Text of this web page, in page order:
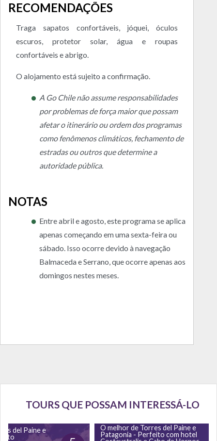
RECOMENDAÇÕES
Traga sapatos confortáveis, jóquei, óculos
escuros, protetor solar, água e roupas
confortáveis e abrigo.
O alojamento está sujeito a confirmação.
A Go Chile não assume responsabilidades
por problemas de força maior que possam
afetar o itinerário ou ordem dos programas
como fenômenos climáticos, fechamento de
estradas ou outros que determine a
autoridade pública.
NOTAS
Entre abril e agosto, este programa se aplica
apenas começando em uma sexta-feira ou
sábado. Isso ocorre devido à navegação
Balmaceda e Serrano, que ocorre apenas aos
domingos nestes meses.
TOURS QUE POSSAM INTERESSÁ-LO
del Paine e
O melhor de Torres del Paine e
Patagonia - Perfeito com hotel